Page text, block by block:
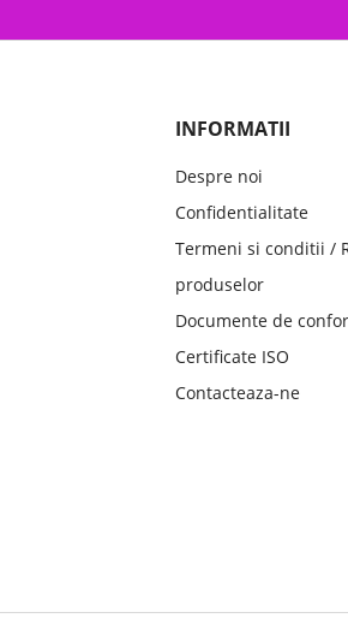
INFORMATII
Despre noi
Confidentialitate
Termeni si conditii /
produselor
Documente de
Certificate ISO
Contacteaza-ne